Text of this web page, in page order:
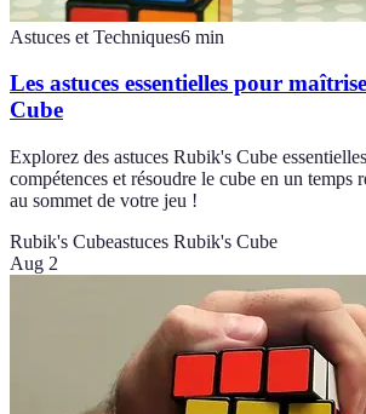
Astuces et Techniques6 min
Les astuces essentielles pour
Cube
Explorez des astuces Rubik's Cube
compétences et résoudre le cube en un temps
au sommet de votre jeu !
Rubik's Cubeastuces Rubik's Cube
Aug 2